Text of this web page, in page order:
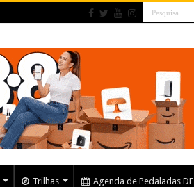
Trilhas Agenda de Pedaladas DF